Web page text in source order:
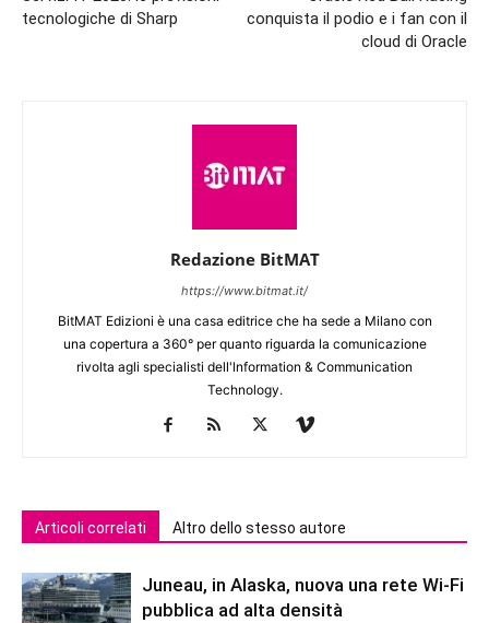
tecnologiche di Sharp
conquista il podio e i fan con il
cloud di Oracle
Redazione BitMAT
https://www.bitmat.it/
BitMAT Edizioni è una casa editrice che ha sede a Milano con
una copertura a 360° per quanto riguarda la comunicazione
rivolta agli specialisti dell'lnformation & Communication
Technology.
Articoli correlati Altro dello stesso autore
Juneau, in Alaska, nuova una rete Wi-Fi
pubblica ad alta densità